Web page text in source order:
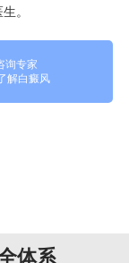
。
询专家
解白癜风
体系